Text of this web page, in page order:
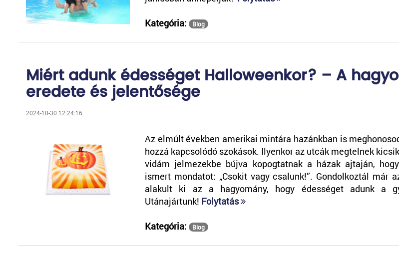
Kategória: Blog
Miért adunk édességet Halloweenkor? – A
eredete és jelentősége
2024-10-30 12:24:16
Az elmúlt években amerikai mintára hazánkban is
hozzá kapcsolódó szokások. Ilyenkor az utcák megtelnek
vidám jelmezekbe bújva kopogtatnak a házak ajtaján,
ismert mondatot: „Csokit vagy csalunk!”. Gondolkoztál már
alakult ki az a hagyomány, hogy édességet adunk a
Utánajártunk! Folytatás
Kategória: Blog